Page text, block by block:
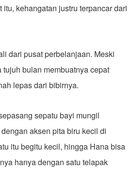
itu, kehangatan justru terpancar dari
dari pusat perbelanjaan. Meski
bulan membuatnya cepat
lepas dari bibirnya.
sepatu bayi mungil
aksen pita biru kecil di
itu begitu kecil, hingga Hana bisa
hanya dengan satu telapak